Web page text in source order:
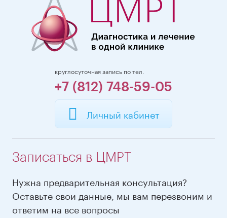
круглосуточная запись по тел.
+7 (812) 748-59-05
Личный кабинет
Записаться в ЦМРТ
Нужна предварительная консультация?
Оставьте свои данные, мы вам перезвоним и
ответим на все вопросы